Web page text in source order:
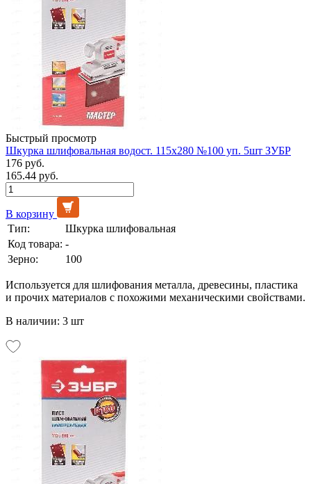
Быстрый просмотр
Шкурка шлифовальная водост. 115х280 №100 уп. 5шт ЗУБР
176 руб.
165.44 руб.
В корзину
Тип:
Шкурка шлифовальная
Код товара: -
Зерно:
100
Используется для шлифования металла, древесины, пластика
и прочих материалов с похожими механическими свойствами.
В наличии: 3 шт